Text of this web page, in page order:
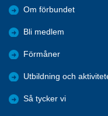
Om förbundet
Bli medlem
Förmåner
Utbildning och
Så tycker vi